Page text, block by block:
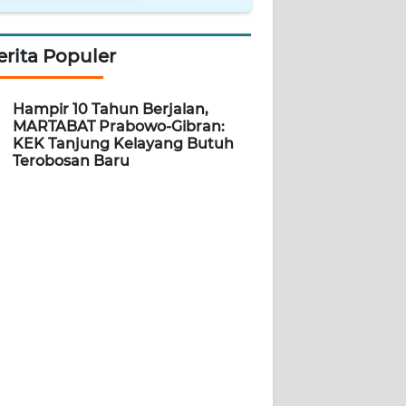
Populer
Hampir 10 Tahun Berjalan,
MARTABAT Prabowo-Gibran:
KEK Tanjung Kelayang Butuh
Terobosan Baru